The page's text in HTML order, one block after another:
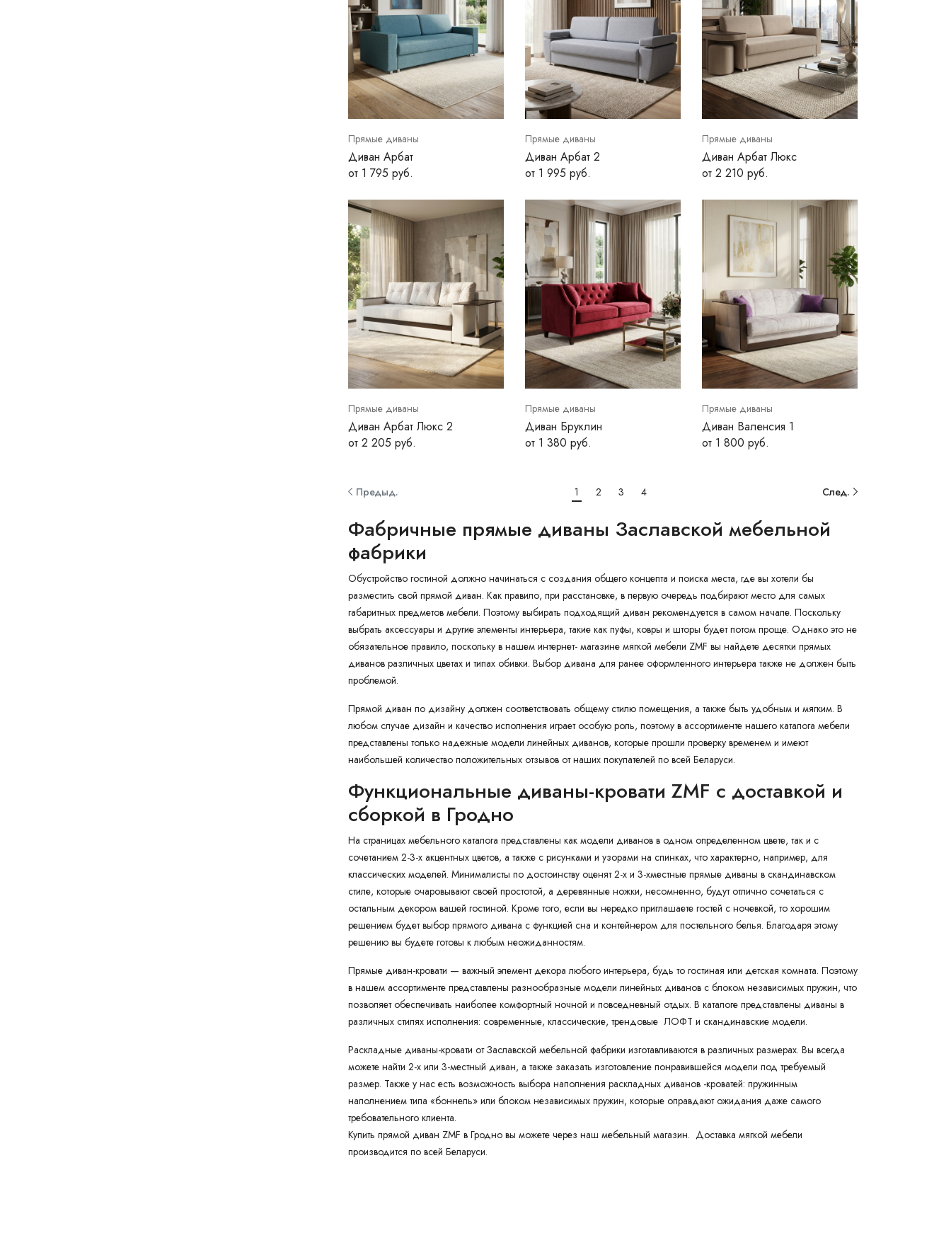
Прямые диваны
Диван Арбат
от 1 795 руб.
Прямые диваны
Диван Арбат 2
от 1 995 руб.
Прямые диваны
Диван Арбат Люкс
от 2 210 руб.
Прямые диваны
Диван Арбат Люкс 2
от 2 205 руб.
Прямые диваны
Диван Бруклин
от 1 380 руб.
Прямые диваны
Диван Валенсия 1
от 1 800 руб.
Предыд. 1 2 3 4 След.
Фабричные прямые диваны Заславской мебельной
фабрики
Обустройство гостиной должно начинаться с создания общего концепта и поиска места, где вы хотели бы
разместить свой прямой диван. Как правило, при расстановке, в первую очередь подбирают место для самых
габаритных предметов мебели. Поэтому выбирать подходящий диван рекомендуется в самом начале. Поскольку
выбрать аксессуары и другие элементы интерьера, такие как пуфы, ковры и шторы будет потом проще. Однако это не
обязательное правило, поскольку в нашем интернет- магазине мягкой мебели ZMF вы найдете десятки прямых
диванов различных цветах и типах обивки. Выбор дивана для ранее оформленного интерьера также не должен быть
проблемой.
Прямой диван по дизайну должен соответствовать общему стилю помещения, а также быть удобным и мягким. В
любом случае дизайн и качество исполнения играет особую роль, поэтому в ассортименте нашего каталога мебели
представлены только надежные модели линейных диванов, которые прошли проверку временем и имеют
наибольшей количество положительных отзывов от наших покупателей по всей Беларуси.
Функциональные диваны-кровати ZMF с доставкой и
сборкой в Гродно
На страницах мебельного каталога представлены как модели диванов в одном определенном цвете, так и с
сочетанием 2-3-х акцентных цветов, а также с рисунками и узорами на спинках, что характерно, например, для
классических моделей. Минималисты по достоинству оценят 2-х и 3-хместные прямые диваны в скандинавском
стиле, которые очаровывают своей простотой, а деревянные ножки, несомненно, будут отлично сочетаться с
остальным декором вашей гостиной. Кроме того, если вы нередко приглашаете гостей с ночевкой, то хорошим
решением будет выбор прямого дивана с функцией сна и контейнером для постельного белья. Благодаря этому
решению вы будете готовы к любым неожиданностям.
Прямые диван-кровати — важный элемент декора любого интерьера, будь то гостиная или детская комната. Поэтому
в нашем ассортименте представлены разнообразные модели линейных диванов с блоком независимых пружин, что
позволяет обеспечивать наиболее комфортный ночной и повседневный отдых. В каталоге представлены диваны в
различных стилях исполнения: современные, классические, трендовые ЛОФТ и скандинавские модели.
Раскладные диваны-кровати от Заславской мебельной фабрики изготавливаются в различных размерах. Вы всегда
можете найти 2-х или 3-местный диван, а также заказать изготовление понравившейся модели под требуемый
размер. Также у нас есть возможность выбора наполнения раскладных диванов -кроватей: пружинным
наполнением типа «боннель» или блоком независимых пружин, которые оправдают ожидания даже самого
требовательного клиента.
Купить прямой диван ZMF в Гродно вы можете через наш мебельный магазин. Доставка мягкой мебели
производится по всей Беларуси.